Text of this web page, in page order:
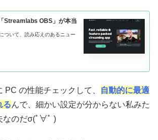
Streamlabs OBS」が本当
ついて、読み応えのあるニュー
PC の性能チェックして、
自動的に最適
るんで、細かい設定が分からない私みた
なのだσ(ﾟ∀ﾟ )